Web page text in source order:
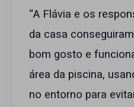
“A Flávia e os
da casa
bom gosto e
área da piscina,
no entorno para